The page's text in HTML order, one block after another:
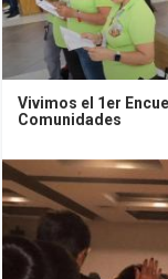
Vivimos el 1er
Comunidades